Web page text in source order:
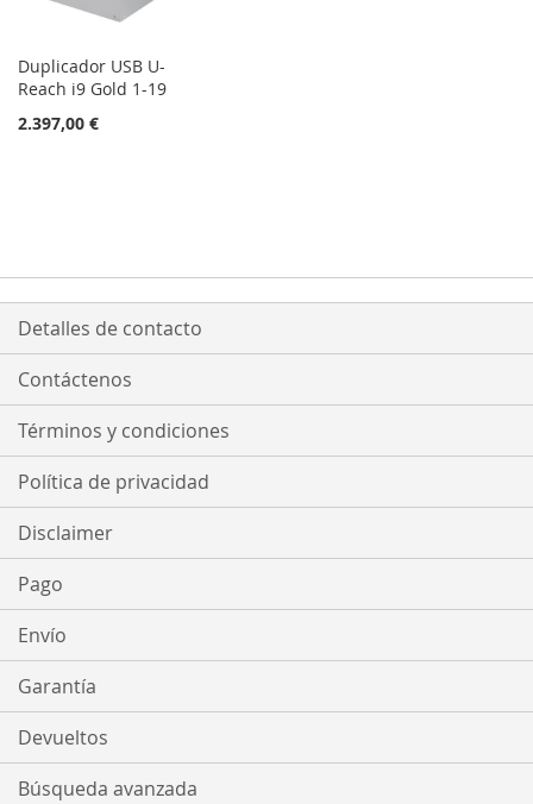
Duplicador USB U-
Reach i9 Gold 1-19
2.397,00 €
Detalles de contacto
Contáctenos
Términos y condiciones
Política de privacidad
Disclaimer
Pago
Envío
Garantía
Devueltos
Búsqueda avanzada